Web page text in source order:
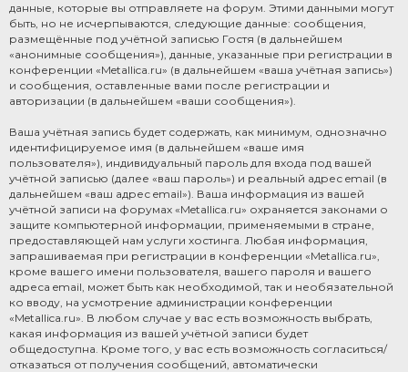
данные, которые вы отправляете на форум. Этими данными могут
быть, но не исчерпываются, следующие данные: сообщения,
размещённые под учётной записью Гостя (в дальнейшем
«анонимные сообщения»), данные, указанные при регистрации в
конференции «Metallica.ru» (в дальнейшем «ваша учётная запись»)
и сообщения, оставленные вами после регистрации и
авторизации (в дальнейшем «ваши сообщения»).
Ваша учётная запись будет содержать, как минимум, однозначно
идентифицируемое имя (в дальнейшем «ваше имя
пользователя»), индивидуальный пароль для входа под вашей
учётной записью (далее «ваш пароль») и реальный адрес email (в
дальнейшем «ваш адрес email»). Ваша информация из вашей
учётной записи на форумах «Metallica.ru» охраняется законами о
защите компьютерной информации, применяемыми в стране,
предоставляющей нам услуги хостинга. Любая информация,
запрашиваемая при регистрации в конференции «Metallica.ru»,
кроме вашего имени пользователя, вашего пароля и вашего
адреса email, может быть как необходимой, так и необязательной
ко вводу, на усмотрение администрации конференции
«Metallica.ru». В любом случае у вас есть возможность выбрать,
какая информация из вашей учётной записи будет
общедоступна. Кроме того, у вас есть возможность согласиться/
отказаться от получения сообщений, автоматически